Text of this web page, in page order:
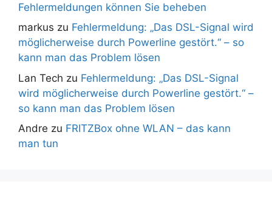
Fehlermeldungen können Sie beheben
markus zu Fehlermeldung: „Das DSL-Signal wird
möglicherweise durch Powerline gestört.“ – so
kann man das Problem lösen
Lan Tech zu Fehlermeldung: „Das DSL-Signal
wird möglicherweise durch Powerline gestört.“ –
so kann man das Problem lösen
Andre zu FRITZBox ohne WLAN – das kann
man tun